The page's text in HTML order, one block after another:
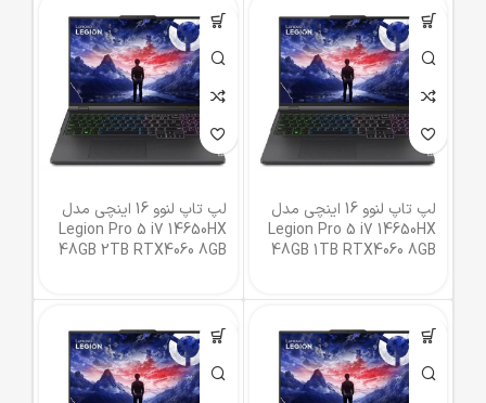
لپ تاپ لنوو 16 اینچی مدل
Legion Pro 5 i7 14650HX
48GB 1TB RTX4060 8GB
لپ تاپ لنوو 16 اینچی مدل
Legion Pro 5 i7 14650HX
48GB 2TB RTX4060 8GB